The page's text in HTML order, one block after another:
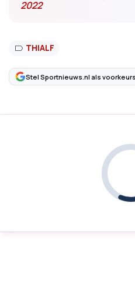
2022
THIALF
Stel Sportnieuws.nl als